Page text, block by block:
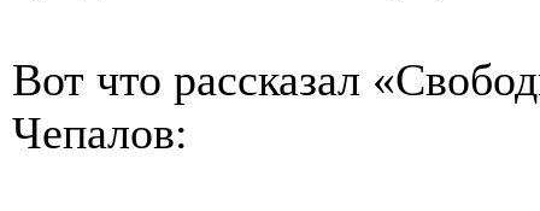
Вот что рассказал
Чепалов: